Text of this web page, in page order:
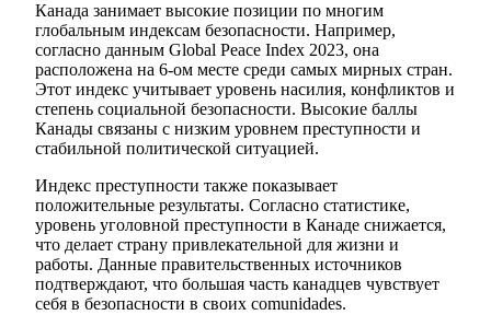
Канада занимает высокие позиции по многим
глобальным индексам безопасности. Например,
согласно данным Global Peace Index 2023, она
расположена на 6-ом месте среди самых мирных стран.
Этот индекс учитывает уровень насилия, конфликтов и
степень социальной безопасности. Высокие баллы
Канады связаны с низким уровнем преступности и
стабильной политической ситуацией.
Индекс преступности также показывает
положительные результаты. Согласно статистике,
уровень уголовной преступности в Канаде снижается,
что делает страну привлекательной для жизни и
работы. Данные правительственных источников
подтверждают, что большая часть канадцев чувствует
себя в безопасности в своих comunidades.